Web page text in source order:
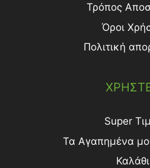
Τρόπος
Όροι
Πολιτική
Super
Τα Αγαπημένα
Καλάθι